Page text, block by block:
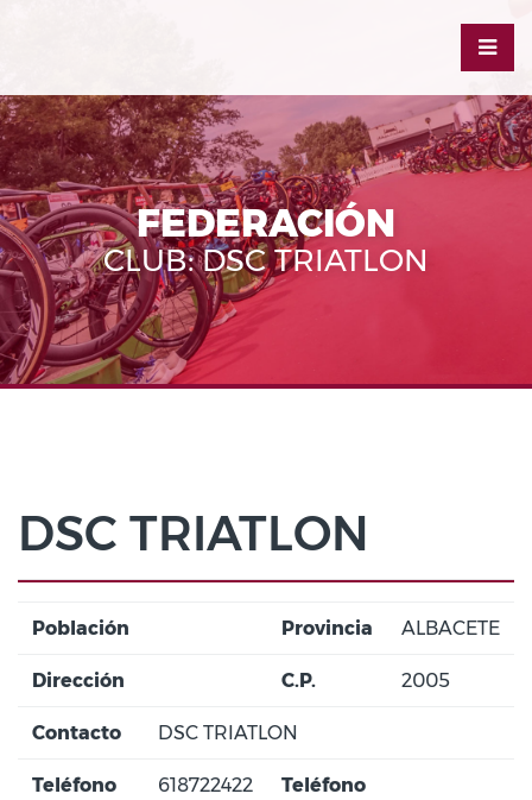
FEDERACIÓN
CLUB: DSC TRIATLON
DSC TRIATLON
Población Provincia ALBACETE
Dirección C.P. 2005
Contacto DSC TRIATLON
Teléfono 618722422 Teléfono